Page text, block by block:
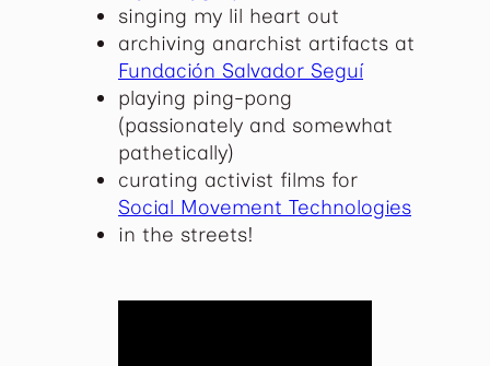
singing my lil heart out
archiving anarchist artifacts at
Fundación Salvador Seguí
playing ping-pong
(passionately and somewhat
pathetically)
curating activist films for
Social Movement Technologies
in the streets!